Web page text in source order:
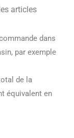
articles
dans
par exemple
de la
équivalent en